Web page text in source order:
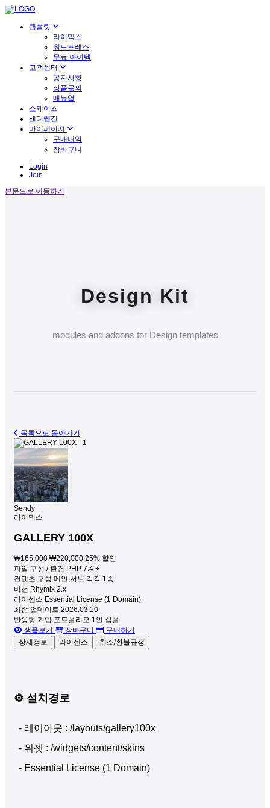
템플릿
라이믹스
워드프레스
무료 아이템
고객센터
공지사항
상품문의
매뉴얼
쇼케이스
센디웹진
마이페이지
구매내역
장바구니
Login
Join
본문으로 이동하기
Design Kit
modules and addons for Design templates
목록으로 돌아가기
Sendy
라이믹스
GALLERY 100X
₩165,000 ₩220,000 25% 할인
파일 구성 / 환경 PHP 7.4 +
컨텐츠 구성 메인,서브 각각 1종
버전 Rhymix 2.x
라이센스 Essential License (1 Domain)
최종 업데이트 2026.03.10
반응형 기업 포트폴리오 1인 심플
샘플보기
장바구니
구매하기
상세정보
라이센스 취소/환불규정
⚙️ 설치경로
- 레이아웃 : /layouts/gallery100x
- 위젯 : /widgets/content/skins
- Essential License (1 Domain)